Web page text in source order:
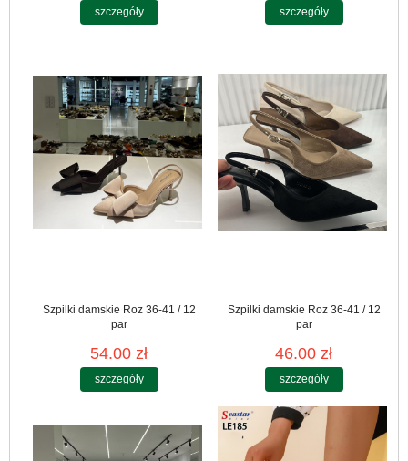
szczegóły szczegóły
Szpilki damskie Roz 36-41 / 12
par
54.00 zł
szczegóły
Szpilki damskie Roz 36-41 / 12
par
46.00 zł
szczegóły